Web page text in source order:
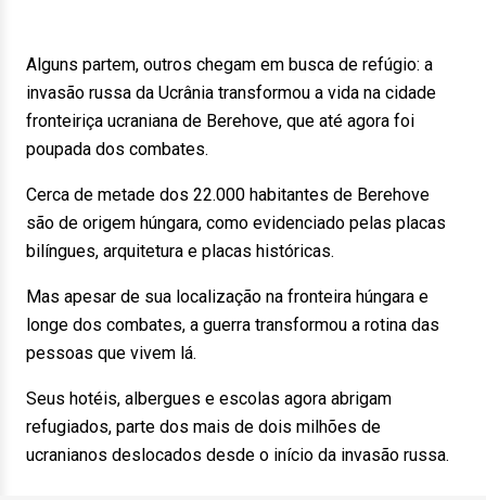
Alguns partem, outros chegam em busca de refúgio: a
invasão russa da Ucrânia transformou a vida na cidade
fronteiriça ucraniana de Berehove, que até agora foi
poupada dos combates.
Cerca de metade dos 22.000 habitantes de Berehove
são de origem húngara, como evidenciado pelas placas
bilíngues, arquitetura e placas históricas.
Mas apesar de sua localização na fronteira húngara e
longe dos combates, a guerra transformou a rotina das
pessoas que vivem lá.
Seus hotéis, albergues e escolas agora abrigam
refugiados, parte dos mais de dois milhões de
ucranianos deslocados desde o início da invasão russa.